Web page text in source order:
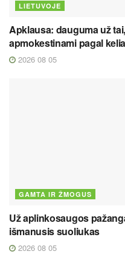
LIETUVOJE
Apklausa: dauguma už
apmokestinami pagal
2026 08 05
GAMTA IR ŽMOGUS
Už aplinkosaugos
išmanusis suoliukas
2026 08 05